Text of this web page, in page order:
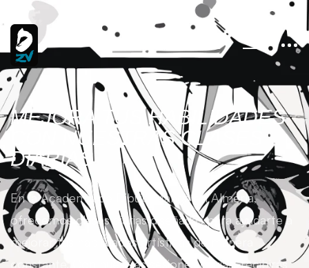
MEJORA TUS HABILIDADES
CON NUESTRAS CLASES
DIARIAS
En la Academia de Dibujo Manga en Almería,
ofrecemos clases diarias diseñadas para ayudarte a
mejorar tus habilidades artísticas de manera
constante. Con nuestras sesiones diarias, recibirás